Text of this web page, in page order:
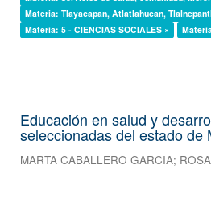
Materia: Tlayacapan, Atlatlahucan,
Materia: 5 - CIENCIAS SOCIALES ×
Educación en salud y
seleccionadas del estado
MARTA CABALLERO GARCIA;